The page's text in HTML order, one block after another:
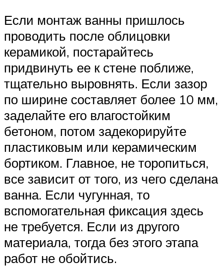
Если монтаж ванны пришлось
проводить после облицовки
керамикой, постарайтесь
придвинуть ее к стене поближе,
тщательно выровнять. Если зазор
по ширине составляет более 10 мм,
заделайте его влагостойким
бетоном, потом задекорируйте
пластиковым или керамическим
бортиком. Главное, не торопиться,
все зависит от того, из чего сделана
ванна. Если чугунная, то
вспомогательная фиксация здесь
не требуется. Если из другого
материала, тогда без этого этапа
работ не обойтись.